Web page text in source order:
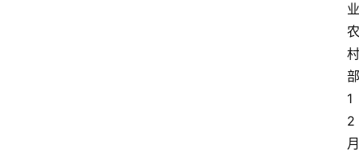
业
农
村
部
1
2
月